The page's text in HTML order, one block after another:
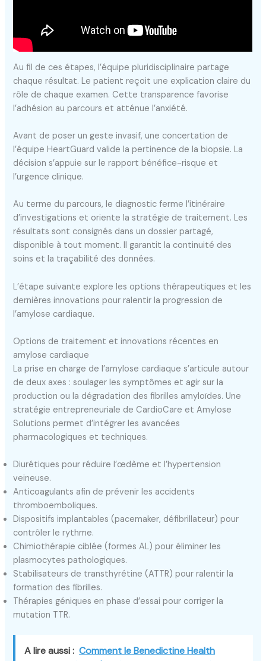
Au fil de ces étapes, l’équipe pluridisciplinaire partage
chaque résultat. Le patient reçoit une explication claire du
rôle de chaque examen. Cette transparence favorise
l’adhésion au parcours et atténue l’anxiété.
Avant de poser un geste invasif, une concertation de
l’équipe HeartGuard valide la pertinence de la biopsie. La
décision s’appuie sur le rapport bénéfice-risque et
l’urgence clinique.
Au terme du parcours, le diagnostic ferme l’itinéraire
d’investigations et oriente la stratégie de traitement. Les
résultats sont consignés dans un dossier partagé,
disponible à tout moment. Il garantit la continuité des
soins et la traçabilité des données.
L’étape suivante explore les options thérapeutiques et les
dernières innovations pour ralentir la progression de
l’amylose cardiaque.
Options de traitement et innovations récentes en
amylose cardiaque
La prise en charge de l’amylose cardiaque s’articule autour
de deux axes : soulager les symptômes et agir sur la
production ou la dégradation des fibrilles amyloïdes. Une
stratégie entrepreneuriale de CardioCare et Amylose
Solutions permet d’intégrer les avancées
pharmacologiques et techniques.
Diurétiques pour réduire l’œdème et l’hypertension
veineuse.
Anticoagulants afin de prévenir les accidents
thromboemboliques.
Dispositifs implantables (pacemaker, défibrillateur) pour
contrôler le rythme.
Chimiothérapie ciblée (formes AL) pour éliminer les
plasmocytes pathologiques.
Stabilisateurs de transthyrétine (ATTR) pour ralentir la
formation des fibrilles.
Thérapies géniques en phase d’essai pour corriger la
mutation TTR.
A lire aussi : Comment le Benedictine Health